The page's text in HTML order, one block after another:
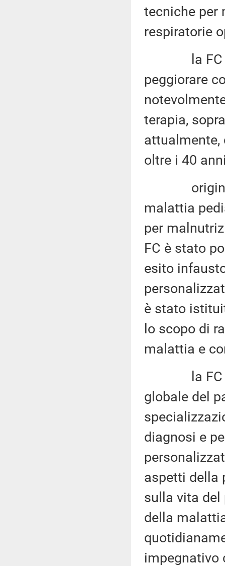
tecniche per
respiratorie
la FC è
peggiorare
terapia,
attualmente,
oltre i 40
malattia
per
FC è stato
esito
è stato
lo scopo di
malattia e
la FC
globale del
diagnosi e
aspetti della
sulla vita del
della
impegnativo